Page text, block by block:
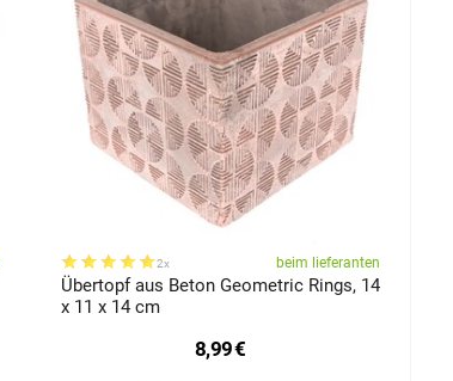
2x beim lieferanten
Übertopf aus Beton Geometric Rings, 14
x 11 x 14 cm
8,99€